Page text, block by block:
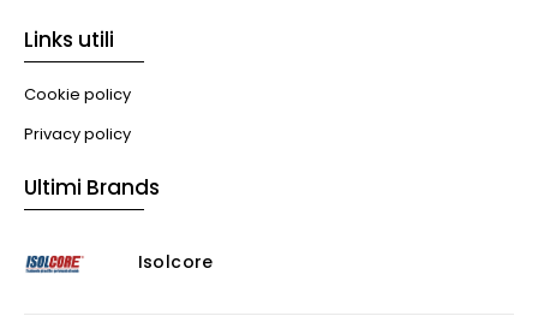
Links utili
Cookie policy
Privacy policy
Ultimi Brands
Isolcore